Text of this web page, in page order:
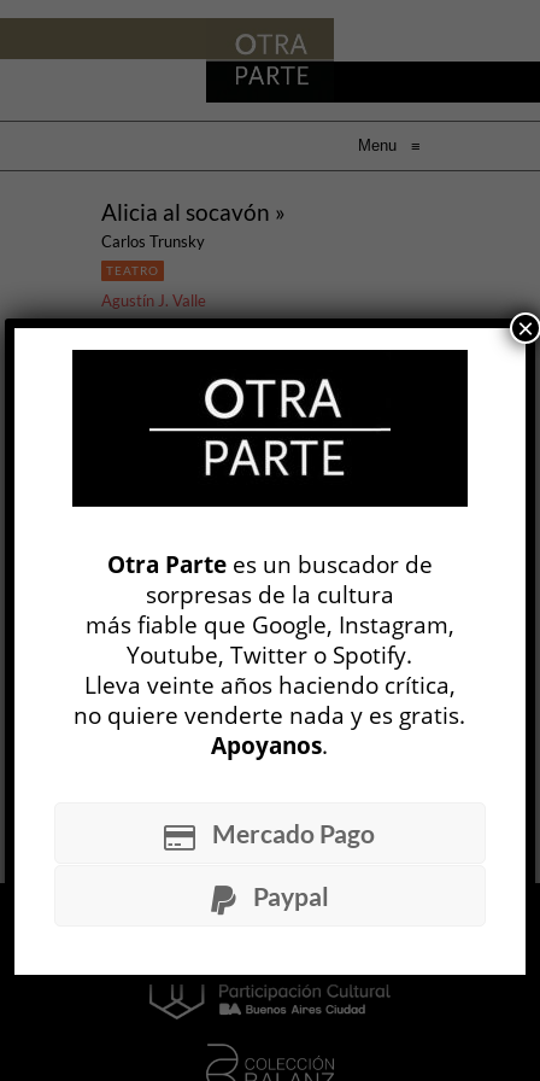
Menu ≡
Alicia al socavón »
Carlos Trunsky
TEATRO
Agustín J. Valle
18 ABR, 2024
Carroll poniendo el foco en su presunta —casi
innegable— pedofilia. Se baila y se canta la
inocencia, el deseo, la perversión, la mirada del
monstruo (mentimos al decirles a lxs niños que
no existen…). Sólo que para esto la obra sitúa a
Alicia cae y aparece en otro mundo, esta Alicia
cae hac...
LEER MÁS
Otra Partees un buscador de
sorpresas de la cultura
más fiable que Google, Instagram,
Youtube, Twitter o Spotify.
Lleva veinte años haciendo crítica,
no quiere venderte nada y es gratis.
Apoyanos.
Mercado Pago
Paypal
×